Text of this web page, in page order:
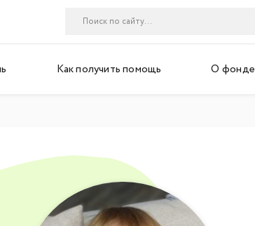
Как получить помощь О фонде